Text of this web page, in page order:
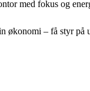
med fokus og
økonomi – få styr på